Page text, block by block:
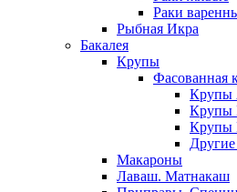
Раки
Рыбная Икра
Бакалея
Крупы
Фасованная
Крупы
Крупы
Крупы
Макароны
Лаваш. Матнакаш